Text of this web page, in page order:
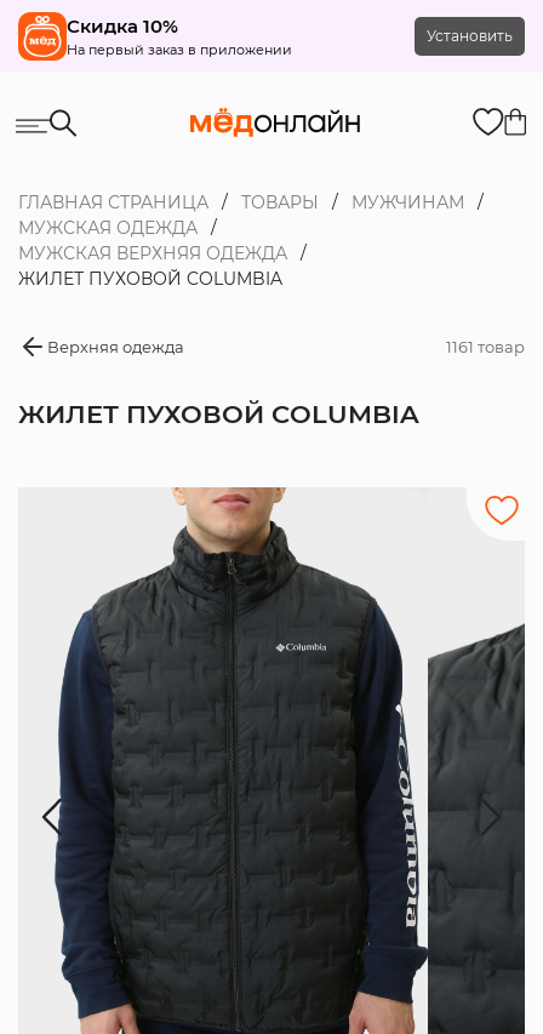
Скидка 10%
На первый заказ в приложении
Установить
ГЛАВНАЯ СТРАНИЦА ТОВАРЫ
МУЖЧИНАМ
МУЖСКАЯ ОДЕЖДА
МУЖСКАЯ ВЕРХНЯЯ ОДЕЖДА
ЖИЛЕТ ПУХОВОЙ COLUMBIA
Верхняя одежда 1161 товар
ЖИЛЕТ ПУХОВОЙ COLUMBIA